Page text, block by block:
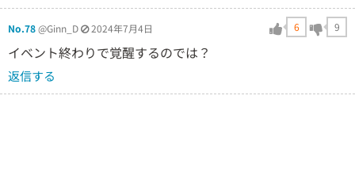
No.78@Ginn_D 2024年7月4日 6 9
イベント終わりで覚醒するのでは？
返信する